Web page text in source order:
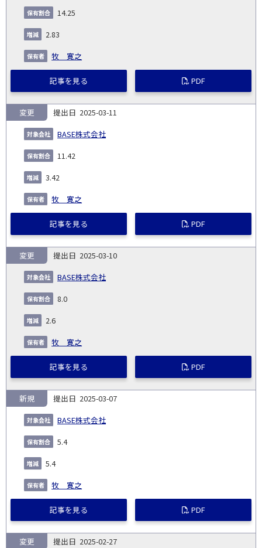
14.25
2.83
牧 寛之
記事を見る PDF
2025-03-11
BASE株式会社
変更
11.42
3.42
牧 寛之
記事を見る PDF
2025-03-10
BASE株式会社
変更
8.0
2.6
牧 寛之
記事を見る PDF
2025-03-07
BASE株式会社
新規
5.4
5.4
牧 寛之
記事を見る PDF
2025-02-27
変更